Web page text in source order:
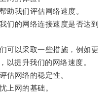
我们评估网络速度。
的网络连接速度是否达到
以采取一些措施，例如更
以提升我们的网络速度。
网络的稳定性。
网的基础。